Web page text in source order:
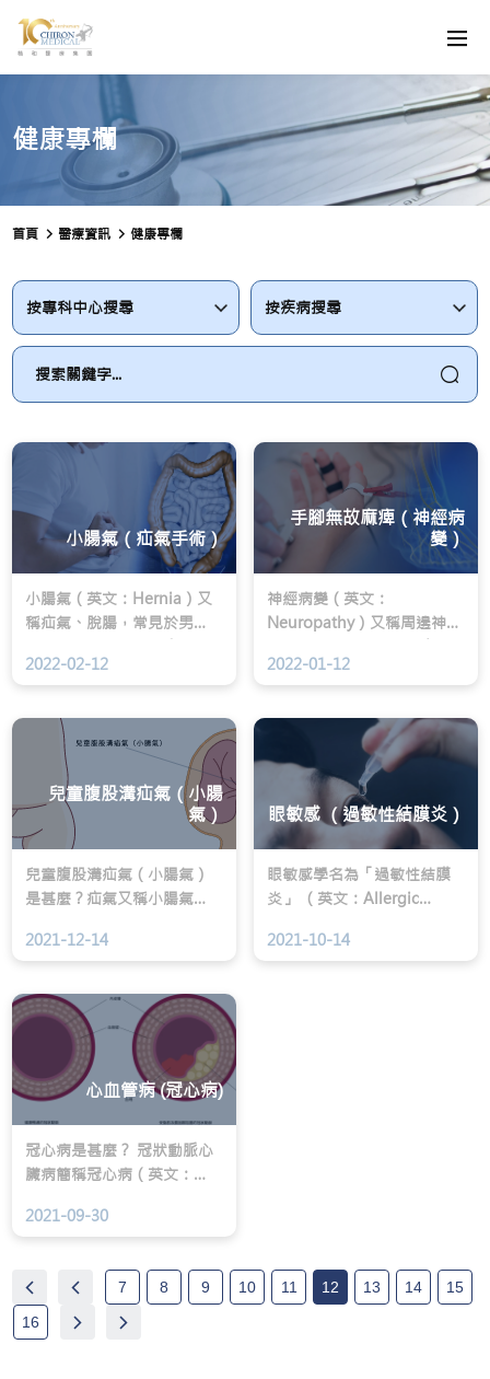
健康專欄
首頁 醫療資訊 健康專欄
小腸氣（疝氣手術）
小腸氣（英文：Hernia）又
稱疝氣、脫腸，常見於男
因腹腔壁出現缺口，以致體
臟）從腹壁組織的缺口突
出，形成腫塊。常見的疝氣
類型包括腹股溝疝氣、切口
疝氣、臍疝氣及股疝氣。
2022-02-12
手腳無故麻痺（神經病
變）
神經病變（英文：
Neuropathy）又稱周邊神經
內負責傳遞神經訊息的神經
元與腦部溝通出現問題，造
成手腳痺痛、針刺、火燒等
神經痛感以及肌肉無力、四
肢不協調等症狀。
2022-01-12
兒童腹股溝疝氣（小腸
氣）
兒童腹股溝疝氣（小腸氣）
是甚麼？疝氣又稱小腸氣
Hernia），是一種常見的小
童中就有一個會患上小腸
氣，女童亦有機會患上，比
率約為6：1（男：女）。
2021-12-14
眼敏感 （過敏性結膜炎）
眼敏感學名為「過敏性結膜
炎」 （英文：Allergic
見的眼科疾病。當結膜（覆
2021-10-14
心血管病 (冠心病)
冠心病是甚麼？ 冠狀動脈心
臟病簡稱冠心病（英文：
CHD），是心臟病其中一
肌肉所需的氧氣及養份以維
持運作。當脂肪及膽固醇積
聚在冠狀動脈的內壁，使冠
狀動脈收窄或阻塞，就會令
2021-09-30
7 8 9 10 11 12 13 14
15
16